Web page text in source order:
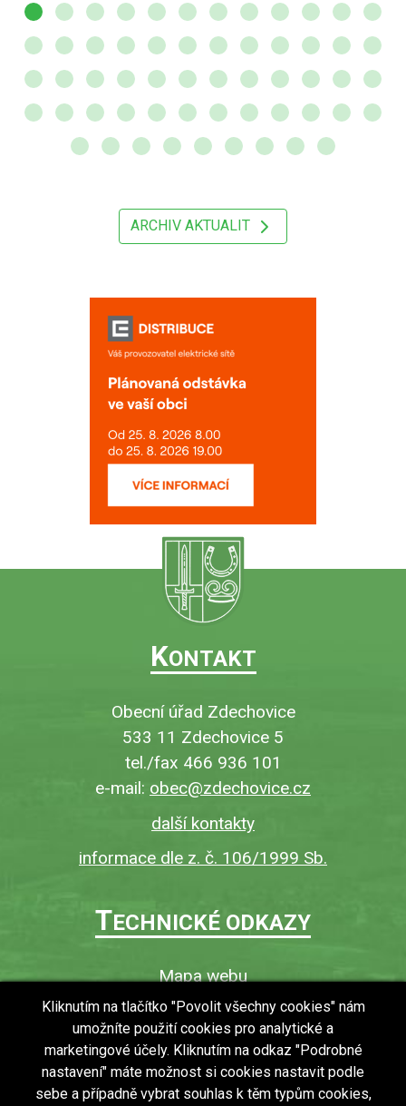
ARCHIV AKTUALIT
KONTAKT
Obecní úřad Zdechovice
533 11 Zdechovice 5
tel./fax 466 936 101
e-mail: obec@zdechovice.cz
další kontakty
informace dle z. č. 106/1999 Sb.
TECHNICKÉ ODKAZY
Mapa webu
O webu
Povinně zveřejňované informace
Ochrana osobních údajů (GDPR)
Vyhledávání
Kliknutím na tlačítko "Povolit všechny cookies" nám
umožníte použití cookies pro analytické a
marketingové účely. Kliknutím na odkaz "Podrobné
nastavení" máte možnost si cookies nastavit podle
sebe a případně vybrat souhlas k těm typům cookies,